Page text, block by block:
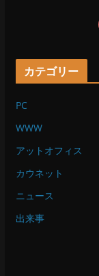
カテゴリー
PC
WWW
アットオフィス
カウネット
ニュース
出来事